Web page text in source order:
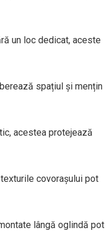
un loc dedicat, aceste
spațiul și mențin
acestea protejează
covorașului pot
lângă oglindă pot